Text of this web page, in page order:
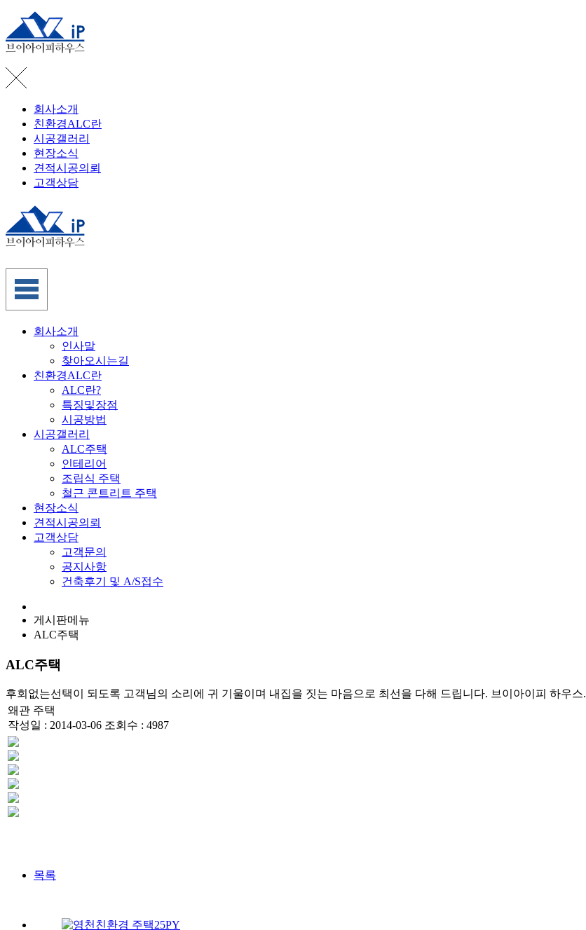
회사소개
친환경ALC란
시공갤러리
현장소식
견적시공의뢰
고객상담
회사소개
인사말
찾아오시는길
친환경ALC란
ALC란?
특징및장점
시공방법
시공갤러리
ALC주택
인테리어
조립식 주택
철근 콘트리트 주택
현장소식
견적시공의뢰
고객상담
고객문의
공지사항
건축후기 및 A/S접수
게시판메뉴
ALC주택
ALC주택
후회없는선택이 되도록 고객님의 소리에 귀 기울이며 내집을 짓는 마음으로 최선을 다해 드립니다. 브이아이피 하우스.
왜관 주택
작성일 : 2014-03-06 조회수 : 4987
목록